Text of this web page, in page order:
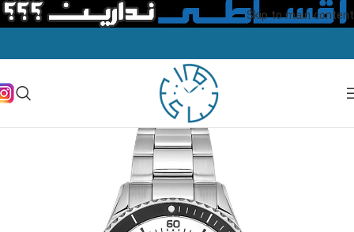
Skip to main content